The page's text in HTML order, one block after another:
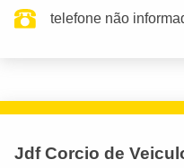
telefone não
Jdf Corcio de